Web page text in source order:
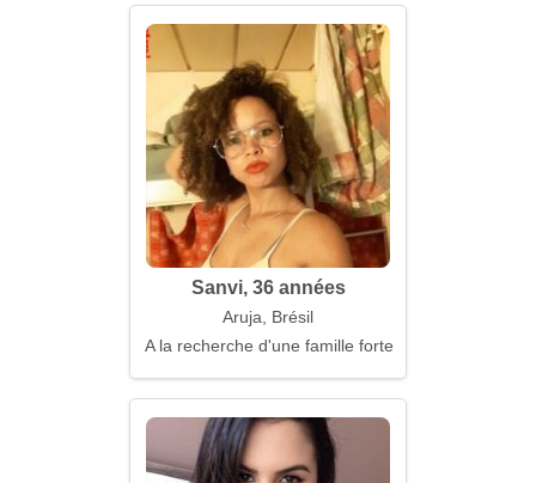
Sanvi, 36 années
Aruja, Brésil
A la recherche d'une famille forte et chaleureuse